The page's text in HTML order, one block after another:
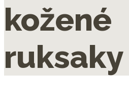
kožené
ruksaky